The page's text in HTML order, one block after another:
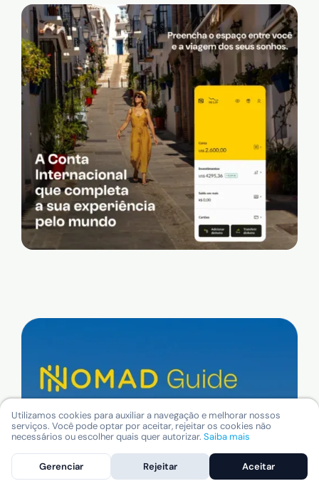
Utilizamos cookies para auxiliar a navegação e melhorar nossos
serviços. Você pode optar por aceitar, rejeitar os cookies não
necessários ou escolher quais quer autorizar. Saiba mais
Gerenciar Rejeitar Aceitar